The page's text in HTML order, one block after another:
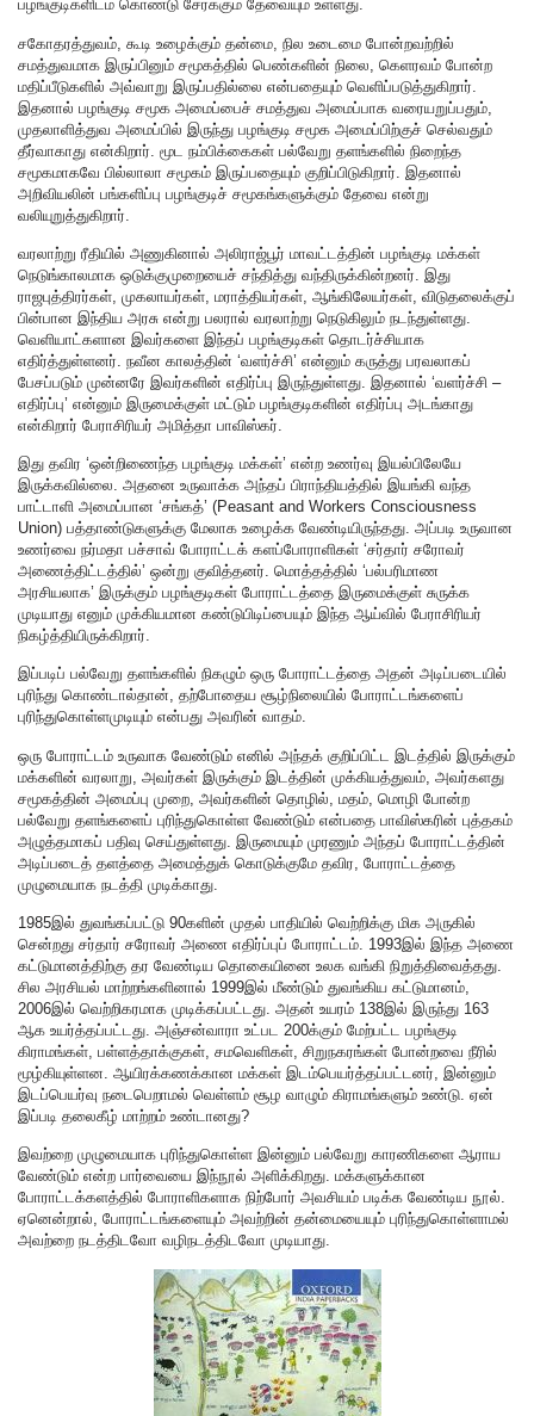
பழங்குடிகளிடம் கொண்டு சேர்க்கும் தேவையும் உள்ளது.
சகோதரத்துவம், கூடி உழைக்கும் தன்மை, நில உடைமை போன்றவற்றில்
சமத்துவமாக இருப்பினும் சமூகத்தில் பெண்களின் நிலை, கெளரவம் போன்ற
மதிப்பீடுகளில் அவ்வாறு இருப்பதில்லை என்பதையும் வெளிப்படுத்துகிறார்.
இதனால் பழங்குடி சமூக அமைப்பைச் சமத்துவ அமைப்பாக வரையறுப்பதும்,
முதலாளித்துவ அமைப்பில் இருந்து பழங்குடி சமூக அமைப்பிற்குச் செல்வதும்
தீர்வாகாது என்கிறார். மூட நம்பிக்கைகள் பல்வேறு தளங்களில் நிறைந்த
சமூகமாகவே பில்லாலா சமூகம் இருப்பதையும் குறிப்பிடுகிறார். இதனால்
அறிவியலின் பங்களிப்பு பழங்குடிச் சமூகங்களுக்கும் தேவை என்று
வலியுறுத்துகிறார்.
வரலாற்று ரீதியில் அணுகினால் அலிராஜ்பூர் மாவட்டத்தின் பழங்குடி மக்கள்
நெடுங்காலமாக ஒடுக்குமுறையைச் சந்தித்து வந்திருக்கின்றனர். இது
ராஜபுத்திரர்கள், முகலாயர்கள், மராத்தியர்கள், ஆங்கிலேயர்கள், விடுதலைக்குப்
பின்பான இந்திய அரசு என்று பலரால் வரலாற்று நெடுகிலும் நடந்துள்ளது.
வெளியாட்களான இவர்களை இந்தப் பழங்குடிகள் தொடர்ச்சியாக
எதிர்த்துள்ளனர். நவீன காலத்தின் ‘வளர்ச்சி’ என்னும் கருத்து பரவலாகப்
பேசப்படும் முன்னரே இவர்களின் எதிர்ப்பு இருந்துள்ளது. இதனால் ‘வளர்ச்சி –
எதிர்ப்பு’ என்னும் இருமைக்குள் மட்டும் பழங்குடிகளின் எதிர்ப்பு அடங்காது
என்கிறார் பேராசிரியர் அமித்தா பாவிஸ்கர்.
இது தவிர ‘ஒன்றிணைந்த பழங்குடி மக்கள்’ என்ற உணர்வு இயல்பிலேயே
இருக்கவில்லை. அதனை உருவாக்க அந்தப் பிராந்தியத்தில் இயங்கி வந்த
பாட்டாளி அமைப்பான ‘சங்கத்’ (Peasant and Workers Consciousness
Union) பத்தாண்டுகளுக்கு மேலாக உழைக்க வேண்டியிருந்தது. அப்படி உருவான
உணர்வை நர்மதா பச்சாவ் போராட்டக் களப்போராளிகள் ‘சர்தார் சரோவர்
அணைத்திட்டத்தில்’ ஒன்று குவித்தனர். மொத்தத்தில் ‘பல்பரிமாண
அரசியலாக’ இருக்கும் பழங்குடிகள் போராட்டத்தை இருமைக்குள் சுருக்க
முடியாது எனும் முக்கியமான கண்டுபிடிப்பையும் இந்த ஆய்வில் பேராசிரியர்
நிகழ்த்தியிருக்கிறார்.
இப்படிப் பல்வேறு தளங்களில் நிகழும் ஒரு போராட்டத்தை அதன் அடிப்படையில்
புரிந்து கொண்டால்தான், தற்போதைய சூழ்நிலையில் போராட்டங்களைப்
புரிந்துகொள்ளமுடியும் என்பது அவரின் வாதம்.
ஒரு போராட்டம் உருவாக வேண்டும் எனில் அந்தக் குறிப்பிட்ட இடத்தில் இருக்கும்
மக்களின் வரலாறு, அவர்கள் இருக்கும் இடத்தின் முக்கியத்துவம், அவர்களது
சமூகத்தின் அமைப்பு முறை, அவர்களின் தொழில், மதம், மொழி போன்ற
பல்வேறு தளங்களைப் புரிந்துகொள்ள வேண்டும் என்பதை பாவிஸ்கரின் புத்தகம்
அழுத்தமாகப் பதிவு செய்துள்ளது. இருமையும் முரணும் அந்தப் போராட்டத்தின்
அடிப்படைத் தளத்தை அமைத்துக் கொடுக்குமே தவிர, போராட்டத்தை
முழுமையாக நடத்தி முடிக்காது.
1985இல் துவங்கப்பட்டு 90களின் முதல் பாதியில் வெற்றிக்கு மிக அருகில்
சென்றது சர்தார் சரோவர் அணை எதிர்ப்புப் போராட்டம். 1993இல் இந்த அணை
கட்டுமானத்திற்கு தர வேண்டிய தொகையினை உலக வங்கி நிறுத்திவைத்தது.
சில அரசியல் மாற்றங்களினால் 1999இல் மீண்டும் துவங்கிய கட்டுமானம்,
2006இல் வெற்றிகரமாக முடிக்கப்பட்டது. அதன் உயரம் 138இல் இருந்து 163
ஆக உயர்த்தப்பட்டது. அஞ்சன்வாரா உட்பட 200க்கும் மேற்பட்ட பழங்குடி
கிராமங்கள், பள்ளத்தாக்குகள், சமவெளிகள், சிறுநகரங்கள் போன்றவை நீரில்
மூழ்கியுள்ளன. ஆயிரக்கணக்கான மக்கள் இடம்பெயர்த்தப்பட்டனர், இன்னும்
இடப்பெயர்வு நடைபெறாமல் வெள்ளம் சூழ வாழும் கிராமங்களும் உண்டு. ஏன்
இப்படி தலைகீழ் மாற்றம் உண்டானது?
இவற்றை முழுமையாக புரிந்துகொள்ள இன்னும் பல்வேறு காரணிகளை ஆராய
வேண்டும் என்ற பார்வையை இந்நூல் அளிக்கிறது. மக்களுக்கான
போராட்டக்களத்தில் போராளிகளாக நிற்போர் அவசியம் படிக்க வேண்டிய நூல்.
ஏனென்றால், போராட்டங்களையும் அவற்றின் தன்மையையும் புரிந்துகொள்ளாமல்
அவற்றை நடத்திடவோ வழிநடத்திடவோ முடியாது.